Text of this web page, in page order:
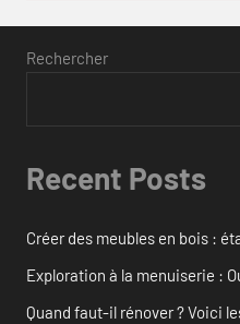
Rechercher
Recent Posts
Créer des meubles en bois :
Exploration à la menuiserie :
Quand faut-il rénover ? Voici